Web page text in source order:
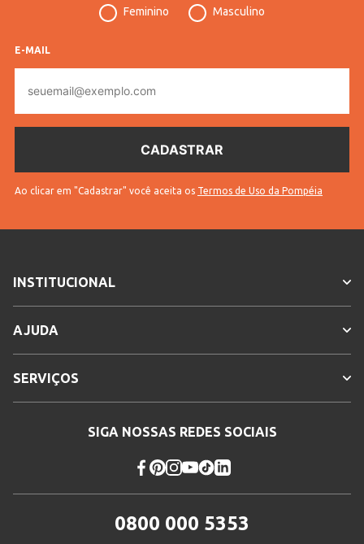
Feminino Masculino
E-MAIL
mail
Ao clicar em "Cadastrar" você aceita os Termos de Uso da Pompéia
INSTITUCIONAL
AJUDA
SERVIÇOS
SIGA NOSSAS REDES SOCIAIS
0800 000 5353